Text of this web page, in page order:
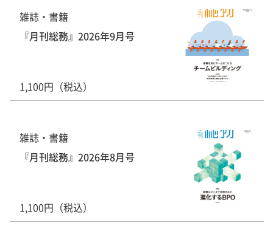
雑誌・書籍
『月刊総務』2026年9月号
1,100円（税込）
雑誌・書籍
『月刊総務』2026年8月号
1,100円（税込）